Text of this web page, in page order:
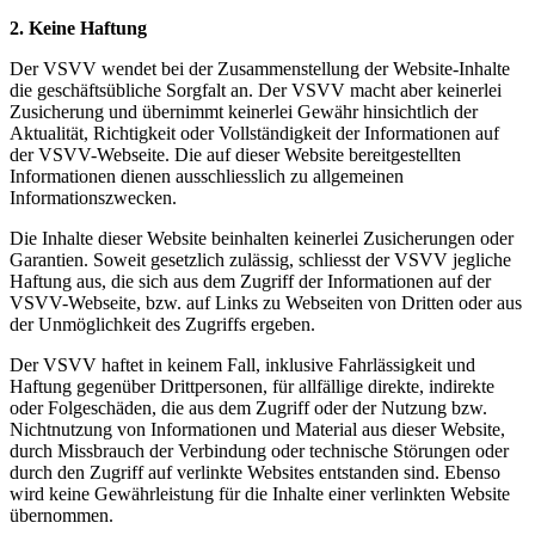
2. Keine Haftung
Der VSVV wendet bei der Zusammenstellung der Website-Inhalte
die geschäftsübliche Sorgfalt an. Der VSVV macht aber keinerlei
Zusicherung und übernimmt keinerlei Gewähr hinsichtlich der
Aktualität, Richtigkeit oder Vollständigkeit der Informationen auf
der VSVV-Webseite. Die auf dieser Website bereitgestellten
Informationen dienen ausschliesslich zu allgemeinen
Informationszwecken.
Die Inhalte dieser Website beinhalten keinerlei Zusicherungen oder
Garantien. Soweit gesetzlich zulässig, schliesst der VSVV jegliche
Haftung aus, die sich aus dem Zugriff der Informationen auf der
VSVV-Webseite, bzw. auf Links zu Webseiten von Dritten oder aus
der Unmöglichkeit des Zugriffs ergeben.
Der VSVV haftet in keinem Fall, inklusive Fahrlässigkeit und
Haftung gegenüber Drittpersonen, für allfällige direkte, indirekte
oder Folgeschäden, die aus dem Zugriff oder der Nutzung bzw.
Nichtnutzung von Informationen und Material aus dieser Website,
durch Missbrauch der Verbindung oder technische Störungen oder
durch den Zugriff auf verlinkte Websites entstanden sind. Ebenso
wird keine Gewährleistung für die Inhalte einer verlinkten Website
übernommen.